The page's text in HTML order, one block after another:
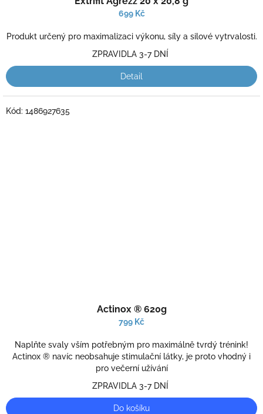
produktu
5,0
5
hvězdiček.
699 Kč
Produkt určený pro maximalizaci výkonu, síly a silové vytrvalosti.
ZPRAVIDLA 3-7 DNÍ
Detail
hodnocení
produktu
2,7
z
5
hvězdiček.
Actinox ® 620g
799 Kč
Naplňte svaly vším potřebným pro maximálně tvrdý trénink!
Actinox ® navíc neobsahuje stimulační látky, je proto vhodný i
pro večerní užívání
ZPRAVIDLA 3-7 DNÍ
Do košíku
Kód: 1486927635